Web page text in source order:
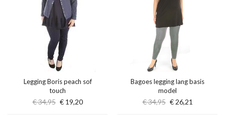
Legging Boris peach sof
touch
€ 34,95 € 19,20
Bagoes legging lang basis
model
€ 34,95 € 26,21